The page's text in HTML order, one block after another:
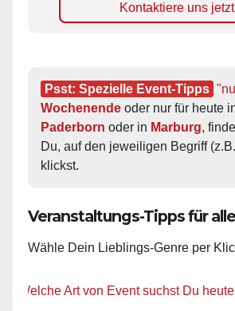
Kontaktiere uns
Psst: Spezielle Event-Tipps
Wochenende oder nur für heute
Paderborn oder in Marburg,
Du, auf den jeweiligen Begriff (z.B.
klickst.
Veranstaltungs-Tipps für
Wähle Dein Lieblings-Genre per
Art von Event suchst Du heute? + +